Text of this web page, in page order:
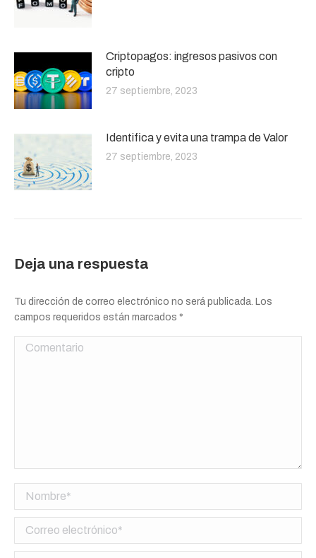
Criptopagos: ingresos pasivos con
cripto
27 septiembre, 2023
Identifica y evita una trampa de Valor
27 septiembre, 2023
Deja una respuesta
Tu dirección de correo electrónico no será publicada. Los
campos requeridos están marcados *
Comentario
Nombre *
Correo electrónico *